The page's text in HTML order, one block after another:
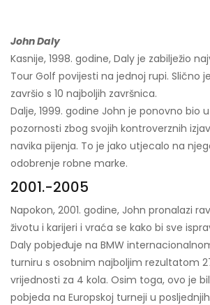
John Daly
Kasnije, 1998. godine, Daly je zabilježio
Tour Golf povijesti na jednoj rupi. Slično
završio s 10 najboljih završnica.
Dalje, 1999. godine John je ponovno bio
pozornosti zbog svojih kontroverznih
navika pijenja. To je jako utjecalo na
odobrenje robne marke.
2001.-2005
Napokon, 2001. godine, John pronalazi
životu i karijeri i vraća se kako bi sve
Daly pobjeđuje na BMW
turniru s osobnim najboljim rezultatom
vrijednosti za 4 kola. Osim toga, ovo je
pobjeda na Europskoj turneji u